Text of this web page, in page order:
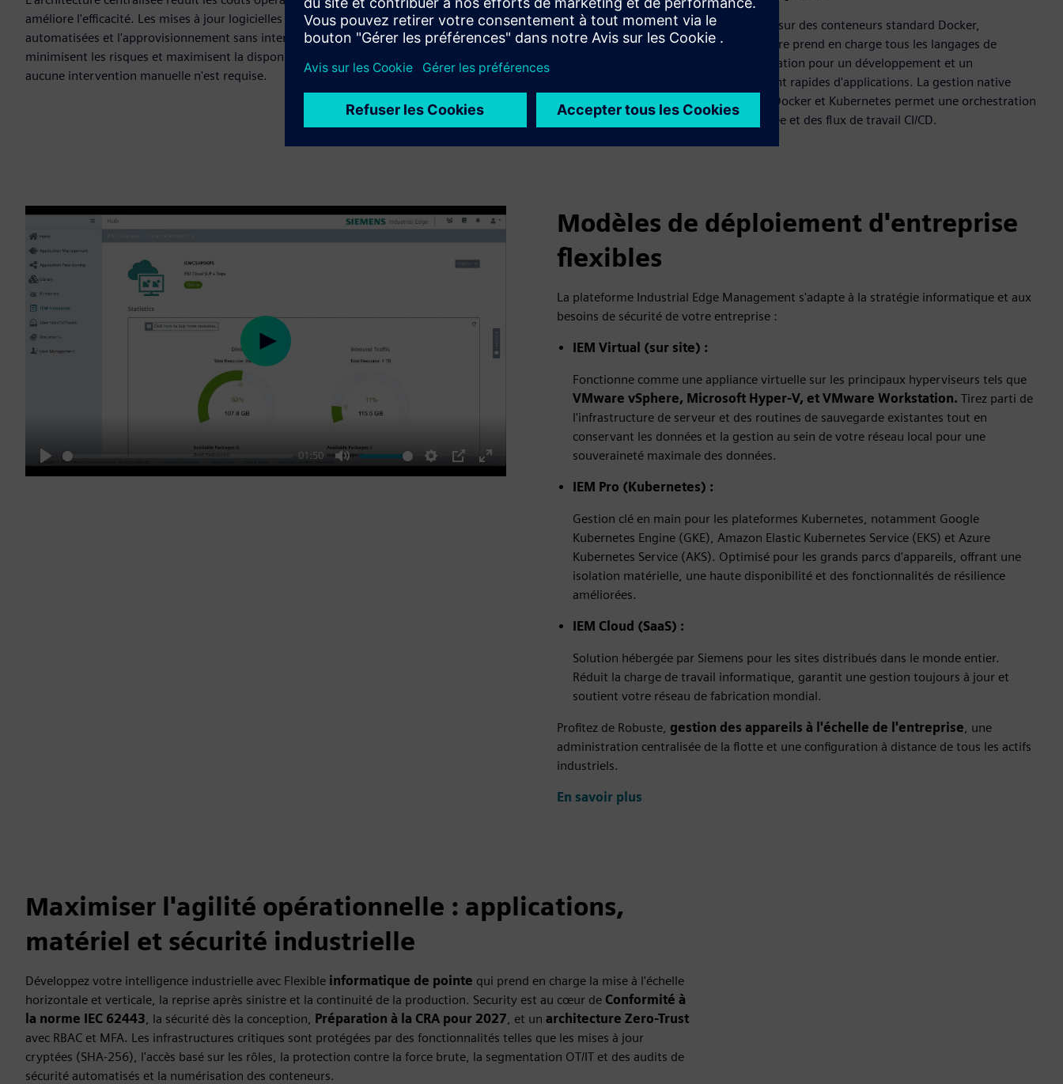
améliore l'efficacité. Les mises à jour logicielles
automatisées et l'approvisionnement sans intervention
minimisent les risques et maximisent la disponibilité,
aucune intervention manuelle n'est requise.
sécurisée et évolutive avec une gestion centralisée des
rôles et des droits basée sur des règles.
autorisations détaillées et la journalisation des audits
garantissent une sécurité et une conformité robustes.
Construite sur des conteneurs standard Docker,
l'architecture prend en charge tous les langages de
programmation pour un développement et un
déploiement rapides d'applications. La gestion native
basée sur Docker et Kubernetes permet une orchestration
automatisée et des flux de travail CI/CD.
Play
01:50
Mute Settings
PIP
Enter
Play
Modèles de déploiement d'entreprise
flexibles
La plateforme Industrial Edge Management s'adapte à la stratégie informatique et aux
besoins de sécurité de votre entreprise :
IEM Virtual (sur site) :
Fonctionne comme une appliance virtuelle sur les principaux hyperviseurs tels que
VMware vSphere, Microsoft Hyper-V, et VMware Workstation. Tirez parti de
l'infrastructure de serveur et des routines de sauvegarde existantes tout en
conservant les données et la gestion au sein de votre réseau local pour une
souveraineté maximale des données.
IEM Pro (Kubernetes) :
Gestion clé en main pour les plateformes Kubernetes, notamment Google
Kubernetes Engine (GKE), Amazon Elastic Kubernetes Service (EKS) et Azure
Kubernetes Service (AKS). Optimisé pour les grands parcs d'appareils, offrant une
isolation matérielle, une haute disponibilité et des fonctionnalités de résilience
améliorées.
IEM Cloud (SaaS) :
Solution hébergée par Siemens pour les sites distribués dans le monde entier.
Réduit la charge de travail informatique, garantit une gestion toujours à jour et
soutient votre réseau de fabrication mondial.
Profitez de Robuste, gestion des appareils à l'échelle de l'entreprise, une
administration centralisée de la flotte et une configuration à distance de tous les actifs
industriels.
En savoir plus
Maximiser l'agilité opérationnelle : applications,
matériel et sécurité industrielle
Développez votre intelligence industrielle avec Flexible informatique de pointe qui prend en charge la mise à l'échelle
horizontale et verticale, la reprise après sinistre et la continuité de la production. Security est au cœur de Conformité à
la norme IEC 62443, la sécurité dès la conception, Préparation à la CRA pour 2027, et un architecture Zero-Trust
avec RBAC et MFA. Les infrastructures critiques sont protégées par des fonctionnalités telles que les mises à jour
cryptées (SHA-256), l'accès basé sur les rôles, la protection contre la force brute, la segmentation OT/IT et des audits de
sécurité automatisés et la numérisation des conteneurs.